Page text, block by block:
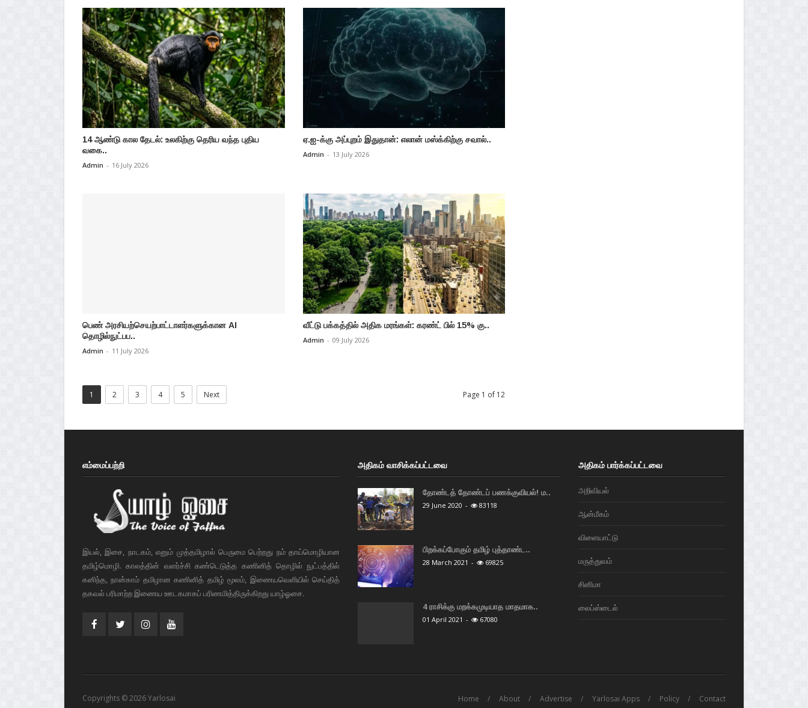
14 ஆண்டு கால தேடல்: உலகிற்கு தெரிய வந்த புதிய
வகை..
Admin - 16 July 2026
ஏ.ஐ-க்கு அப்புறம் இதுதான்: எலான் மஸ்க்கிற்கு சவால்..
Admin - 13 July 2026
பெண் அரசியற்செயற்பாட்டாளர்களுக்கான AI
தொழில்நுட்பப..
Admin - 11 July 2026
வீட்டு பக்கத்தில் அதிக மரங்கள்: கரண்ட் பில் 15% கு..
Admin - 09 July 2026
1 2 3 4 5 Next Page 1 of 12
எம்மைப்பற்றி
இயல், இசை, நாடகம், எனும் முத்தமிழால் பெருமை பெற்றது நம் தாய்மொழியான
தமிழ்மொழி. காலத்தின் வளர்ச்சி கண்டெடுத்த கணினித் தொழில் நுட்பத்தில்
கனிந்த, நான்காம் தமிழான கணினித் தமிழ் மூலம், இணையவெளியில் செய்தித்
தகவல் பரிமாற்ற இணைய ஊடகமாகப் பரிணமித்திருக்கிறது யாழ்ஓசை.
அதிகம் வாசிக்கப்பட்டவை
தோண்டத் தோண்டப் பணக்குவியல்! ம..
29 June 2020 - 83118
பிறக்கப்போகும் தமிழ் புத்தாண்ட..
28 March 2021 - 69825
4 ராசிக்கு மறக்கமுடியாத மாதமாக..
01 April 2021 - 67080
அதிகம் பார்க்கப்பட்டவை
அறிவியல்
ஆன்மீகம்
விளையாட்டு
மரு‌த்துவ‌ம்
சினிமா
லைப்ஸ்டைல்
Copyrights © 2026 Yarlosai Home About Advertise Yarlosai Apps Policy Contact